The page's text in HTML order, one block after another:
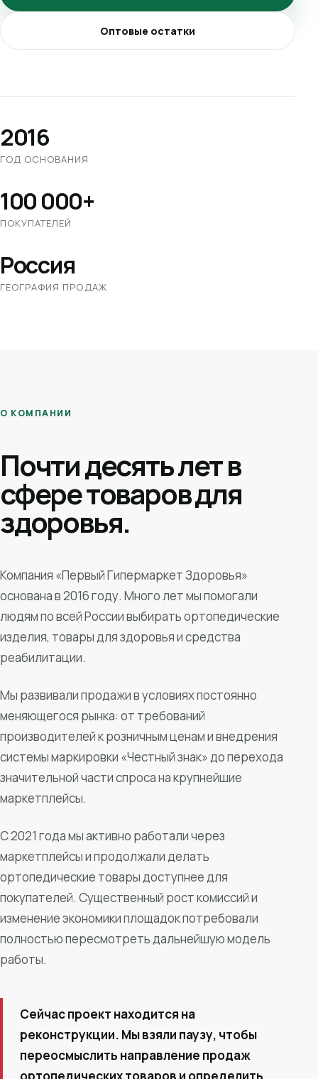
Оптовые остатки
2016
ГОД ОСНОВАНИЯ
100 000+
ПОКУПАТЕЛЕЙ
Россия
ГЕОГРАФИЯ ПРОДАЖ
О КОМПАНИИ
Почти десять лет в
сфере товаров для
здоровья.
Компания «Первый Гипермаркет Здоровья»
основана в 2016 году. Много лет мы помогали
людям по всей России выбирать ортопедические
изделия, товары для здоровья и средства
реабилитации.
Мы развивали продажи в условиях постоянно
меняющегося рынка: от требований
производителей к розничным ценам и внедрения
системы маркировки «Честный знак» до перехода
значительной части спроса на крупнейшие
маркетплейсы.
С 2021 года мы активно работали через
маркетплейсы и продолжали делать
ортопедические товары доступнее для
покупателей. Существенный рост комиссий и
изменение экономики площадок потребовали
полностью пересмотреть дальнейшую модель
работы.
Сейчас проект находится на
реконструкции. Мы взяли паузу, чтобы
переосмыслить направление продаж